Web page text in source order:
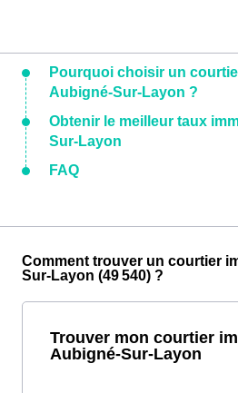
Pourquoi choisir un
Aubigné-Sur-Layon ?
Obtenir le meilleur taux
Sur-Layon
FAQ
Comment trouver un courtier
Sur-Layon (49 540) ?
Trouver mon courtier
Aubigné-Sur-Layon